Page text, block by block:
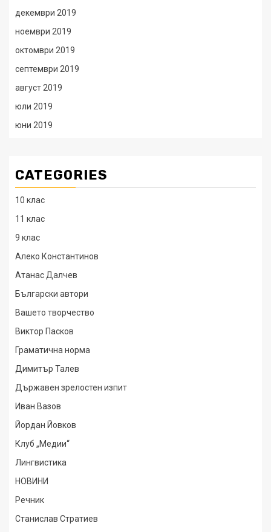
декември 2019
ноември 2019
октомври 2019
септември 2019
август 2019
юли 2019
юни 2019
CATEGORIES
10 клас
11 клас
9 клас
Алеко Константинов
Атанас Далчев
Български автори
Вашето творчество
Виктор Пасков
Граматична норма
Димитър Талев
Държавен зрелостен изпит
Иван Вазов
Йордан Йовков
Клуб „Медии“
Лингвистика
НОВИНИ
Речник
Станислав Стратиев